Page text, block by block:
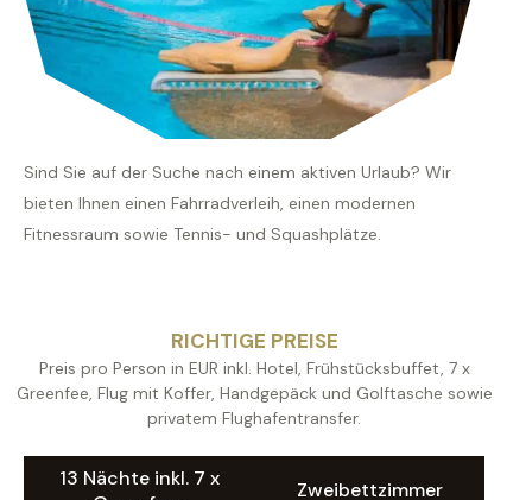
Sind Sie auf der Suche nach einem aktiven Urlaub? Wir
bieten Ihnen einen Fahrradverleih, einen modernen
Fitnessraum sowie Tennis- und Squashplätze.
RICHTIGE PREISE
Preis pro Person in EUR inkl. Hotel, Frühstücksbuffet, 7 x
Greenfee, Flug mit Koffer, Handgepäck und Golftasche sowie
privatem Flughafentransfer.
13 Nächte inkl. 7 x
Zweibettzimmer